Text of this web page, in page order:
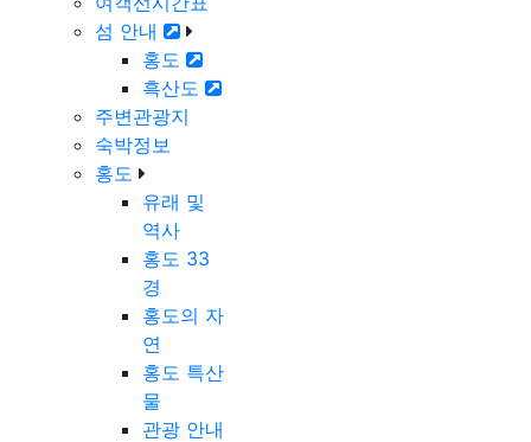
섬 안내
홍도
흑산도
주변관광지
숙박정보
홍도
유래 및
역사
홍도 33
경
홍도의 자
연
홍도 특산
물
관광 안내